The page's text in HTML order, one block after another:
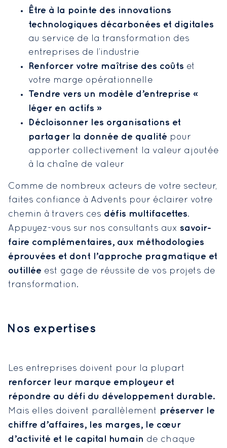
Être à la pointe des innovations
technologiques décarbonées et digitales
au service de la transformation des
entreprises de l’industrie
Renforcer votre maîtrise des coûts et
votre marge opérationnelle
Tendre vers un modèle d’entreprise «
léger en actifs »
Décloisonner les organisations et
partager la donnée de qualité pour
apporter collectivement la valeur ajoutée
à la chaîne de valeur
Comme de nombreux acteurs de votre secteur,
faites confiance à Advents pour éclairer votre
chemin à travers ces défis multifacettes.
Appuyez-vous sur nos consultants aux savoir-
faire complémentaires, aux méthodologies
éprouvées et dont l’approche pragmatique et
outillée est gage de réussite de vos projets de
transformation.
Nos expertises
Les entreprises doivent pour la plupart
renforcer leur marque employeur et
répondre au défi du développement durable.
Mais elles doivent parallèlement préserver le
chiffre d’affaires, les marges, le cœur
d’activité et le capital humain de chaque